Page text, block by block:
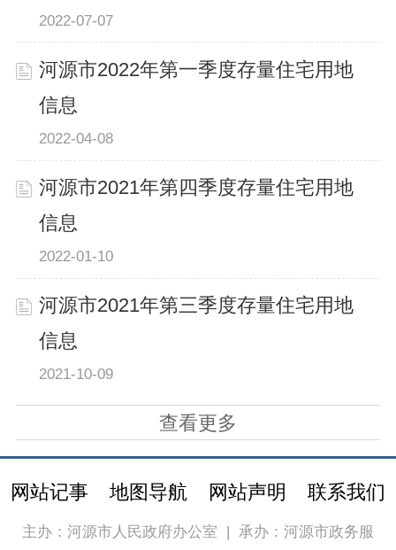
2022-07-07
河源市2022年第一季度存量住宅用地
信息
2022-04-08
河源市2021年第四季度存量住宅用地
信息
2022-01-10
河源市2021年第三季度存量住宅用地
信息
2021-10-09
查看更多
网站记事 地图导航 网站声明 联系我们
主办：河源市人民政府办公室 承办：河源市政务服